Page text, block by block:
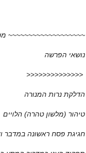
~~~~~~~~~~~~~~~~~~~~~~~ מספיק בירברתי עם המספרים ולא החכמתי ~~~~~~~~~~~~~~~~~~~
נושאי הפרשה
>>>>>>>>>>>>>>
הדלקת נרות המנורה
טיהור (מלשון טהרה) הלויים
חגיגת פסח ראשונה במדבר